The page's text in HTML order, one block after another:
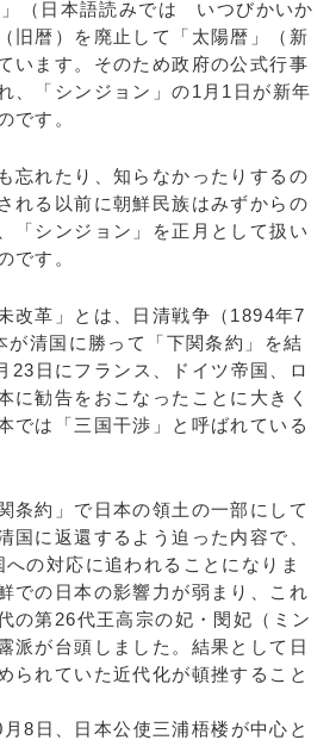
（日本語読みでは いつびかいか
旧暦）を廃止して「太陽暦」（新
います。そのため政府の公式行事
、「シンジョン」の1月1日が新年
です。
忘れたり、知らなかったりするの
れる以前に朝鮮民族はみずからの
「シンジョン」を正月として扱い
です。
改革」とは、日清戦争（1894年7
が清国に勝って「下関条約」を結
23日にフランス、ドイツ帝国、ロ
に勧告をおこなったことに大きく
では「三国干渉」と呼ばれている
条約」で日本の領土の一部にして
国に返還するよう迫った内容で、
の対応に追われることになりま
での日本の影響力が弱まり、これ
の第26代王高宗の妃・閔妃（ミン
派が台頭しました。結果として日
られていた近代化が頓挫すること
8日、日本公使三浦梧楼が中心と